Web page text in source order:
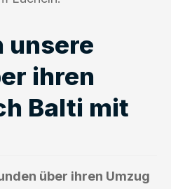
unsere
ihren
Balti mit
über ihren Umzug